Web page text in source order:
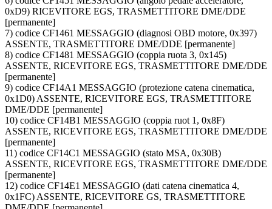
0xD9) RICEVITORE EGS, TRASMETTITORE DME/DDE
[permanente]
7) codice CF1461 MESSAGGIO (diagnosi OBD motore, 0x397)
ASSENTE, TRASMETTITORE DME/DDE [permanente]
8) codice CF1481 MESSAGGIO (coppia ruota 3, 0x145)
ASSENTE, RICEVITORE EGS, TRASMETTITORE DME/DDE
[permanente]
9) codice CF14A1 MESSAGGIO (protezione catena cinematica,
0x1D0) ASSENTE, RICEVITORE EGS, TRASMETTITORE
DME/DDE [permanente]
10) codice CF14B1 MESSAGGIO (coppia ruot 1, 0x8F)
ASSENTE, RICEVITORE EGS, TRASMETTITORE DME/DDE
[permanente]
11) codice CF14C1 MESSAGGIO (stato MSA, 0x30B)
ASSENTE, RICEVITORE EGS, TRASMETTITORE DME/DDE
[permanente]
12) codice CF14E1 MESSAGGIO (dati catena cinematica 4,
0x1FC) ASSENTE, RICEVITORE GS, TRASMETTITORE